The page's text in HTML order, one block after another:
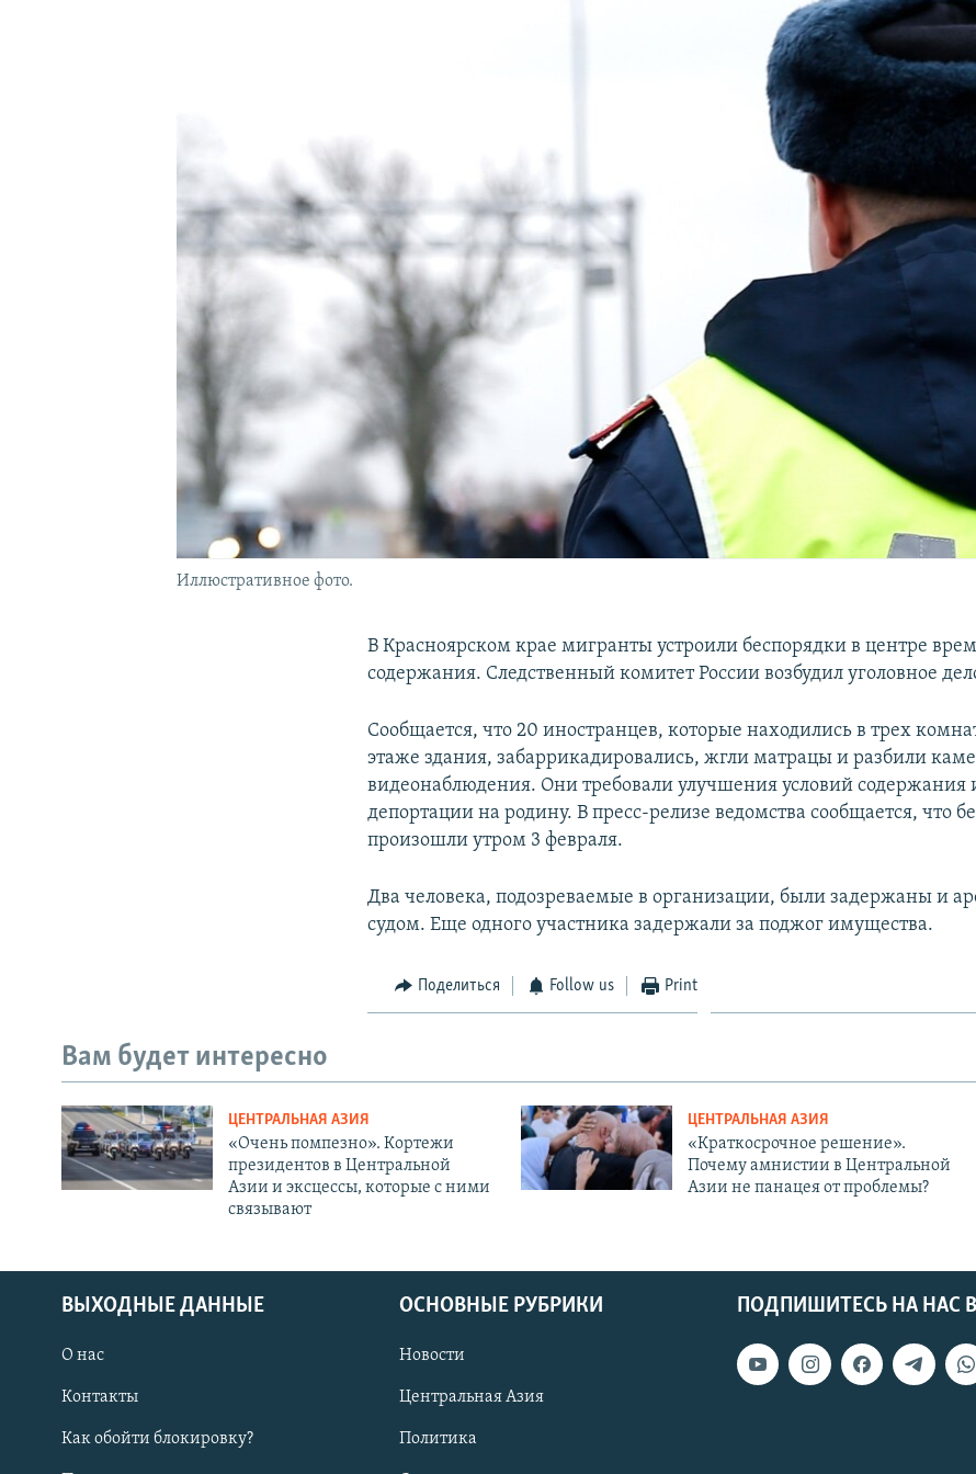
Иллюстративное фото.
В Красноярском крае мигранты устроили беспорядки в центре
содержания. Следственный комитет России возбудил уголовное
Сообщается, что 20 иностранцев, которые находились в трех
этаже здания, забаррикадировались, жгли матрацы и разбили
видеонаблюдения. Они требовали улучшения условий содержания
депортации на родину. В пресс-релизе ведомства сообщается, что
произошли утром 3 февраля.
Два человека, подозреваемые в организации, были задержаны и
судом. Еще одного участника задержали за поджог имущества.
Поделиться Follow us Print
Вам будет интересно
ЦЕНТРАЛЬНАЯ АЗИЯ
«Очень помпезно». Кортежи
президентов в Центральной
Азии и эксцессы, которые с ними
связывают
ЦЕНТРАЛЬНАЯ АЗИЯ
«Краткосрочное решение».
Почему амнистии в Центральной
Азии не панацея от проблемы?
ПОДПИШИТЕСЬ НА НАС
ВЫХОДНЫЕ ДАННЫЕ
О нас
Контакты
Как обойти блокировку?
ОСНОВНЫЕ РУБРИКИ
Новости
Центральная Азия
Политика